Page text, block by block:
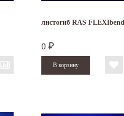
листогиб RAS FLEXIbend
0 ₽